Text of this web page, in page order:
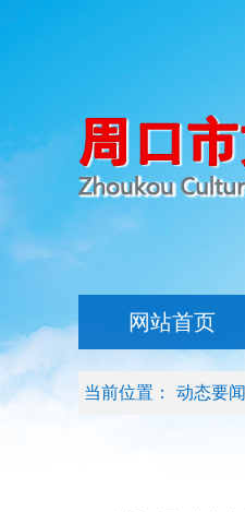
网站首页
当前位置： 动态要闻